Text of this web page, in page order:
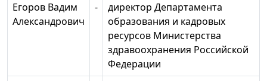
Егоров Вадим
Александрович
-
директор Департамента
образования и кадровых
ресурсов Министерства
здравоохранения Российской
Федерации